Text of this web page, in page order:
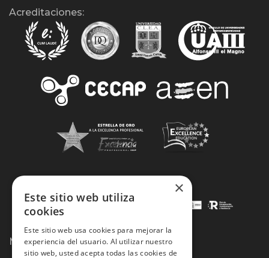
Acreditaciones:
Métodos de Pago:
×
Este sitio web utiliza
cookies
Este sitio web usa cookies para mejorar la
experiencia del usuario. Al utilizar nuestro
sitio web, usted acepta todas las cookies de